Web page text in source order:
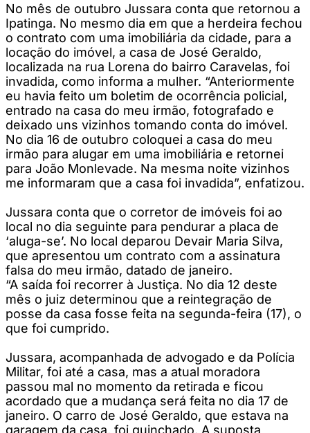
No mês de outubro Jussara conta que retornou a
Ipatinga. No mesmo dia em que a herdeira fechou
o contrato com uma imobiliária da cidade, para a
locação do imóvel, a casa de José Geraldo,
localizada na rua Lorena do bairro Caravelas, foi
invadida, como informa a mulher. “Anteriormente
eu havia feito um boletim de ocorrência policial,
entrado na casa do meu irmão, fotografado e
deixado uns vizinhos tomando conta do imóvel.
No dia 16 de outubro coloquei a casa do meu
irmão para alugar em uma imobiliária e retornei
para João Monlevade. Na mesma noite vizinhos
me informaram que a casa foi invadida”, enfatizou.
Jussara conta que o corretor de imóveis foi ao
local no dia seguinte para pendurar a placa de
‘aluga-se’. No local deparou Devair Maria Silva,
que apresentou um contrato com a assinatura
falsa do meu irmão, datado de janeiro.
“A saída foi recorrer à Justiça. No dia 12 deste
mês o juiz determinou que a reintegração de
posse da casa fosse feita na segunda-feira (17), o
que foi cumprido.
Jussara, acompanhada de advogado e da Polícia
Militar, foi até a casa, mas a atual moradora
passou mal no momento da retirada e ficou
acordado que a mudança será feita no dia 17 de
janeiro. O carro de José Geraldo, que estava na
garagem da casa, foi guinchado. A suposta